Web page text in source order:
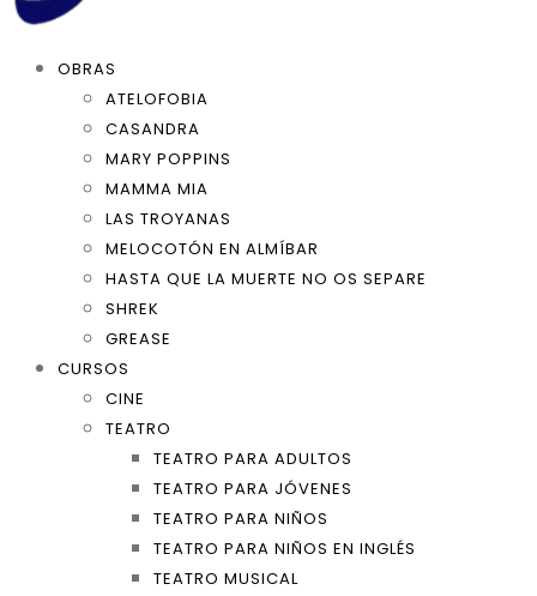
OBRAS
ATELOFOBIA
CASANDRA
MARY POPPINS
MAMMA MIA
LAS TROYANAS
MELOCOTÓN EN ALMÍBAR
HASTA QUE LA MUERTE NO OS SEPARE
SHREK
GREASE
CURSOS
CINE
TEATRO
TEATRO PARA ADULTOS
TEATRO PARA JÓVENES
TEATRO PARA NIÑOS
TEATRO PARA NIÑOS EN INGLÉS
TEATRO MUSICAL